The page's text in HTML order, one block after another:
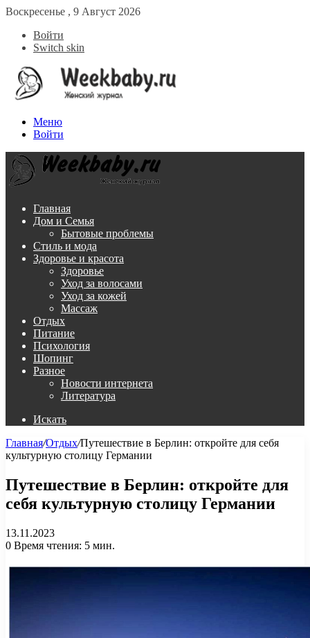
Воскресенье , 9 Август 2026
Войти
Switch skin
Меню
Войти
Главная
Дом и Семья
Бытовые проблемы
Стиль и мода
Здоровье и красота
Здоровье
Уход за волосами
Уход за кожей
Массаж
Отдых
Питание
Психология
Шопинг
Разное
Новости интернета
Литература
Искать
Главная/Отдых/Путешествие в Берлин: откройте для себя
культурную столицу Германии
Путешествие в Берлин: откройте для
себя культурную столицу Германии
13.11.2023
0 Время чтения: 5 мин.